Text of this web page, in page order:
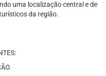
uma localização central e de
da região.